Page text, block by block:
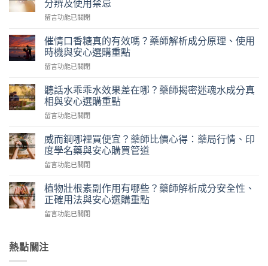
分辨及使用禁忌
在
班
牙
金
蒼
水
功
效
與
險
全
析：
師
親
揭
分
辨
留言功能已關閉
催情口香糖真的有效嗎？藥師解析成分原理、使用
時機與安心選購重點
在
情
口
香
糖
的
有
效
嗎？
師
解
成
理、
留言功能已關閉
聽話水乖乖水效果差在哪？藥師揭密迷魂水成分真
相與安心選購重點
在
話
水
乖
乖
效
果
差
在
師
留言功能已關閉
威而鋼哪裡買便宜？藥師比價心得：藥局行情、印
度學名藥與安心購買管道
在
而
鋼
哪
裡
宜？
留言功能已關閉
植物壯根素副作用有哪些？藥師解析成分安全性、
正確用法與安心選購重點
在
壯
根
留言功能已關閉
熱點關注